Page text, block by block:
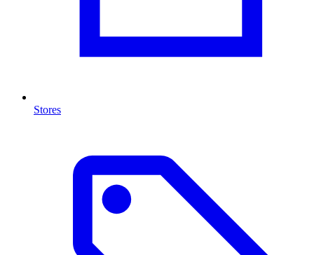
Stores